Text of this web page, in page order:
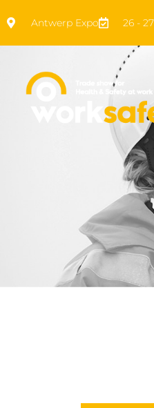
Antwerp Expo 26 -